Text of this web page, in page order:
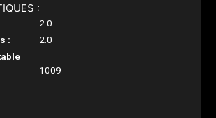
:
2.0
:
2.0
1009